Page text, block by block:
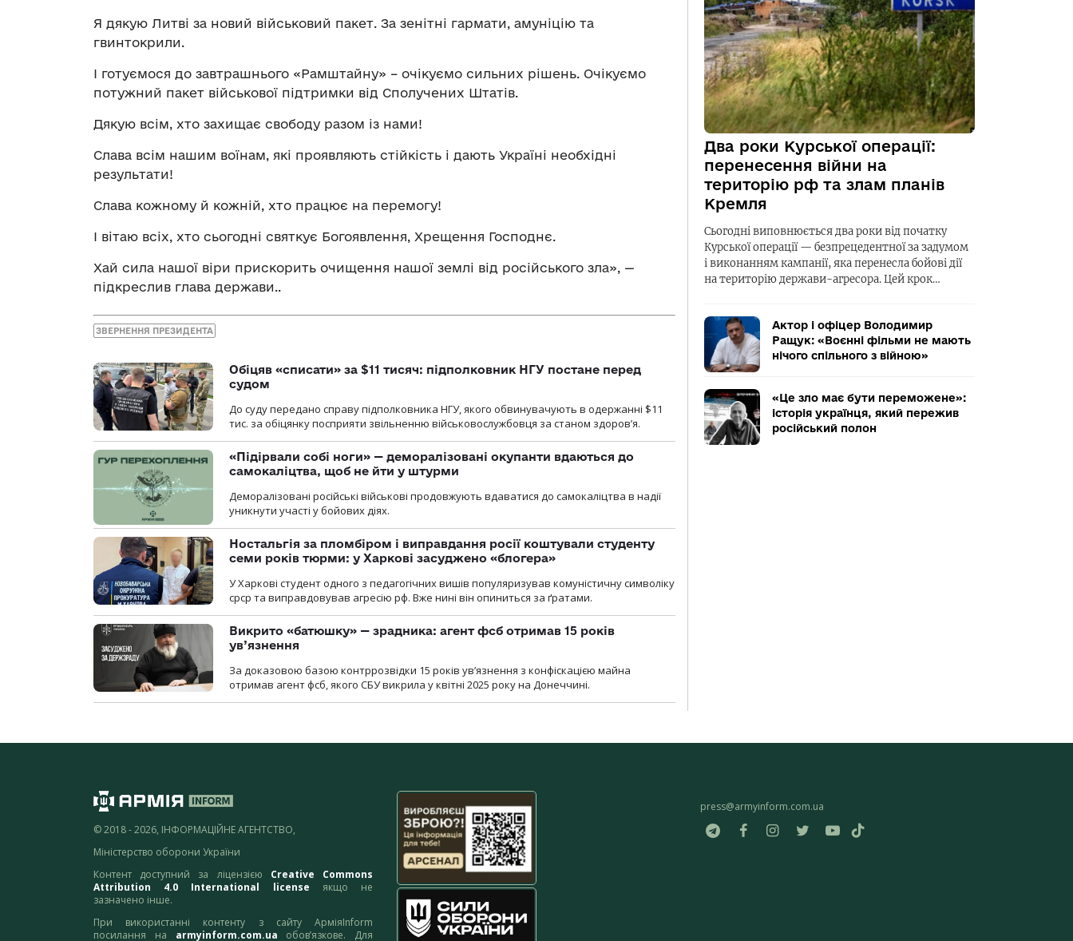
Я дякую Литві за новий військовий пакет. За зенітні гармати, амуніцію та
гвинтокрили.
І готуємося до завтрашнього «Рамштайну» – очікуємо сильних рішень. Очікуємо
потужний пакет військової підтримки від Сполучених Штатів.
Дякую всім, хто захищає свободу разом із нами!
Слава всім нашим воїнам, які проявляють стійкість і дають Україні необхідні
результати!
Слава кожному й кожній, хто працює на перемогу!
І вітаю всіх, хто сьогодні святкує Богоявлення, Хрещення Господнє.
Хай сила нашої віри прискорить очищення нашої землі від російського зла», —
підкреслив глава держави..
ЗВЕРНЕННЯ ПРЕЗИДЕНТА
Обіцяв «списати» за $11 тисяч: підполковник НГУ постане перед
судом
До суду передано справу підполковника НГУ, якого обвинувачують в одержанні $11
тис. за обіцянку посприяти звільненню військовослужбовця за станом здоров’я.
«Підірвали собі ноги» — деморалізовані окупанти вдаються до
самокаліцтва, щоб не йти у штурми
Деморалізовані російські військові продовжують вдаватися до самокаліцтва в надії
уникнути участі у бойових діях.
Ностальгія за пломбіром і виправдання росії коштували студенту
семи років тюрми: у Харкові засуджено «блогера»
У Харкові студент одного з педагогічних вишів популяризував комуністичну символіку
срср та виправдовував агресію рф. Вже нині він опиниться за ґратами.
Викрито «батюшку» — зрадника: агент фсб отримав 15 років
ув’язнення
За доказовою базою контррозвідки 15 років увʼязнення з конфіскацією майна
отримав агент фсб, якого СБУ викрила у квітні 2025 року на Донеччині.
Два роки Курської операції:
перенесення війни на
територію рф та злам планів
Кремля
Сьогодні виповнюється два роки від початку
Курської операції — безпрецедентної за задумом
і виконанням кампанії, яка перенесла бойові дії
на територію держави-агресора. Цей крок…
Актор і офіцер Володимир
Ращук: «Воєнні фільми не мають
нічого спільного з війною»
«Це зло має бути переможене»:
історія українця, який пережив
російський полон
© 2018 - 2026, ІНФОРМАЦІЙНЕ АГЕНТСТВО,
Міністерство оборони України
Контент доступний за ліцензією Creative Commons
Attribution 4.0 International license якщо не
зазначено інше.
При використанні контенту з сайту АрміяInform
посилання на armyinform.com.ua обов’язкове. Для
press@armyinform.com.ua